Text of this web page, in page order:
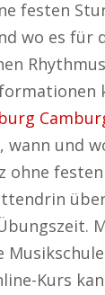
festen
wo es für
wann und
ohne
Kurs